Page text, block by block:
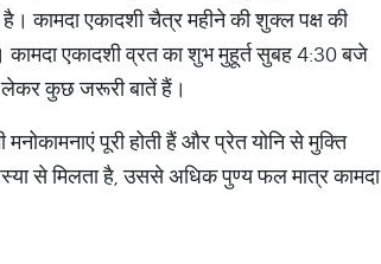
है। कामदा एकादशी चैत्र महीने की शुक्ल पक्ष की
कामदा एकादशी व्रत का शुभ मुहूर्त सुबह 4:30 बजे
कुछ जरूरी बातें हैं।
पूरी होती हैं और प्रेत योनि से मुक्ति
से मिलता है, उससे अधिक पुण्य फल मात्र कामदा